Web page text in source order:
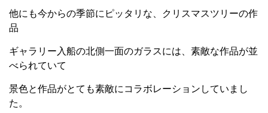
他にも今からの季節にピッタリな、クリスマスツリーの作
品
ギャラリー入船の北側一面のガラスには、素敵な作品が並
べられていて
景色と作品がとても素敵にコラボレーションしていまし
た。